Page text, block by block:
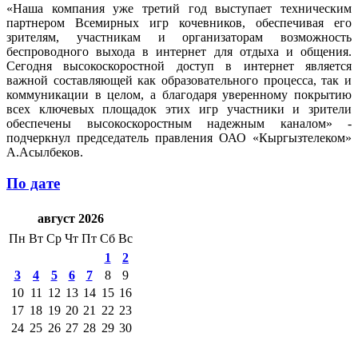
«Наша компания уже третий год выступает техническим
партнером Всемирных игр кочевников, обеспечивая его
зрителям, участникам и организаторам возможность
беспроводного выхода в интернет для отдыха и общения.
Сегодня высокоскоростной доступ в интернет является
важной составляющей как образовательного процесса, так и
коммуникации в целом, а благодаря уверенному покрытию
всех ключевых площадок этих игр участники и зрители
обеспечены высокоскоростным надежным каналом» -
подчеркнул председатель правления ОАО «Кыргызтелеком»
А.Асылбеков.
По дате
август 2026
Пн Вт Ср Чт Пт Сб Вс
1
2
3
4 5 6 7 8
9
10 11 12 13 14 15 16
17 18 19 20 21 22 23
24 25 26 27 28 29 30